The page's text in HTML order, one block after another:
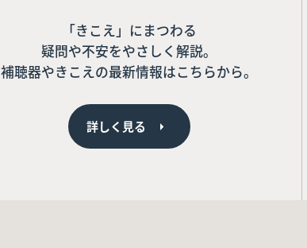
「きこえ」にまつわる
疑問や不安をやさしく解説。
補聴器やきこえの最新情報はこちらから。
詳しく見る